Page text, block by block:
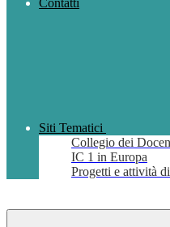
Contatti
Siti Tematici
Collegio dei
IC 1 in Europa
Progetti e attività